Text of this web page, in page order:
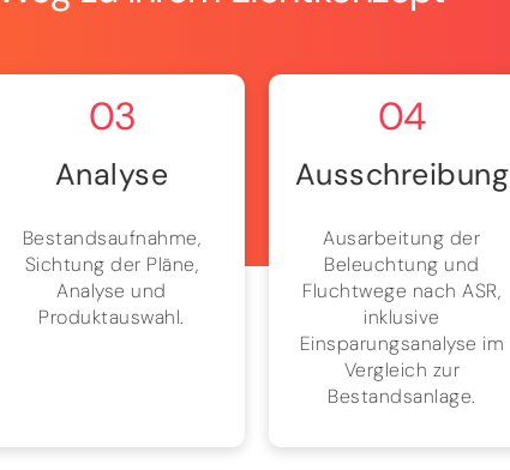
03
Analyse
Bestandsaufnahme,
Sichtung der Pläne,
Analyse und
Produktauswahl.
04
Ausschreibung
Ausarbeitung der
Beleuchtung und
Fluchtwege nach ASR,
inklusive
Einsparungsanalyse im
Vergleich zur
Bestandsanlage.